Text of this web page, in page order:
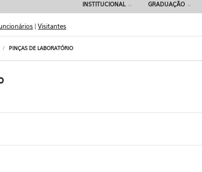
INSTITUCIONAL GRADUAÇÃO
|Visitantes
PINÇAS DE LABORATÓRIO